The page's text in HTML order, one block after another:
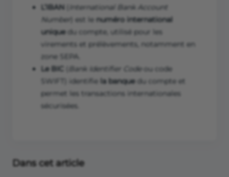
L’IBAN
International Bank Account
Number ) est le numéro international
uniquedu compte, utilisé pour les
virements et prélèvements, notamment en
zone SEPA.
Le BIC
Bank Identifier Code ou code
SWIFT) identifie la banquedu compte et
permet les transactions internationales
sécurisées.
Dans cet article